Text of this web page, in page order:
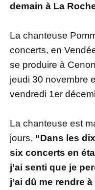
demain à La
La chanteuse
concerts, en
se produire à
jeudi 30 novembre
vendredi 1er
La chanteuse est
jours. “Dans les
six concerts en
j’ai senti que je
j’ai dû me rendre